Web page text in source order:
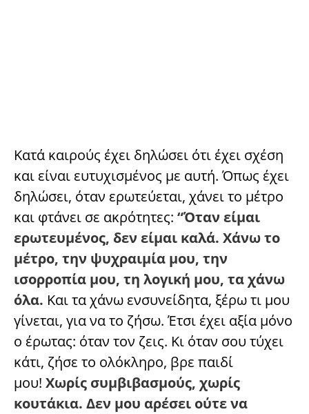
Κατά καιρούς έχει δηλώσει ότι έχει σχέση
και είναι ευτυχισμένος με αυτή. Όπως έχει
δηλώσει, όταν ερωτεύεται, χάνει το μέτρο
και φτάνει σε ακρότητες: “Όταν είμαι
ερωτευμένος, δεν είμαι καλά. Χάνω το
μέτρο, την ψυχραιμία μου, την
ισορροπία μου, τη λογική μου, τα χάνω
όλα. Και τα χάνω ενσυνείδητα, ξέρω τι μου
γίνεται, για να το ζήσω. Έτσι έχει αξία μόνο
ο έρωτας: όταν τον ζεις. Κι όταν σου τύχει
κάτι, ζήσε το ολόκληρο, βρε παιδί
μου! Χωρίς συμβιβασμούς, χωρίς
κουτάκια. Δεν μου αρέσει ούτε να